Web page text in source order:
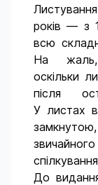
років — з
всю
На жаль,
оскільки
після
У листах
До